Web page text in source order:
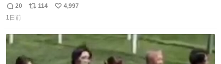
返
信
20
リ
ト
114
い
数
4,997
1日前